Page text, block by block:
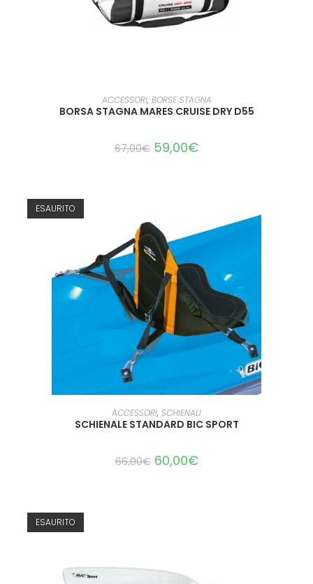
LEGGI TUTTO
ACCESSORI, BORSE STAGNA
BORSA STAGNA MARES CRUISE DRY D55
67,00€ 59,00€
ESAURITO
LEGGI TUTTO
ACCESSORI, SCHIENALI
SCHIENALE STANDARD BIC SPORT
66,00€ 60,00€
ESAURITO